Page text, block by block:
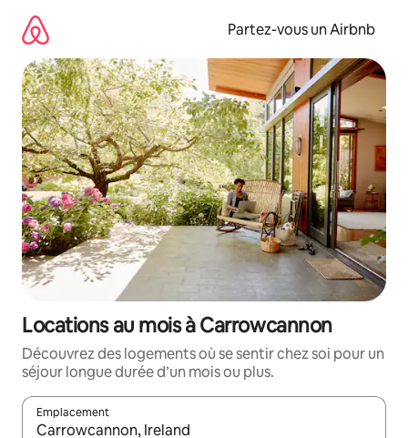
directement
contenu
Partez-vous un Airbnb
Locations au mois à Carrowcannon
Découvrez des logements où se sentir chez soi pour un
séjour longue durée d’un mois ou plus.
Emplacement
Quand les résultats sont affichés, parcourez-les en utilisant